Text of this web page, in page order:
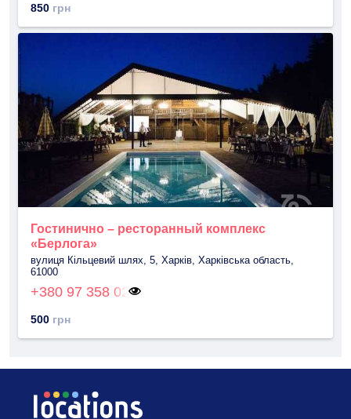
850 грн
Гостинично – ресторанный комплекс
«Берлога»
вулиця Кільцевий шлях, 5, Харків, Харківська область,
61000
+380 97 358 02
500 грн